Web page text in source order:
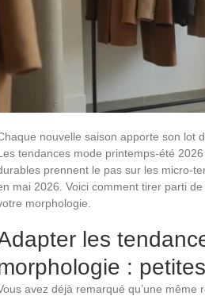
nouvelle saison apporte son lot
tendances mode printemps-été
prennent le pas sur les micro-
mai 2026. Voici comment tirer parti
morphologie.
les
:
avez déjà remarqué qu’une